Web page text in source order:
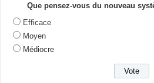
Que pensez-vous du nouveau
Efficace
Moyen
Médiocre